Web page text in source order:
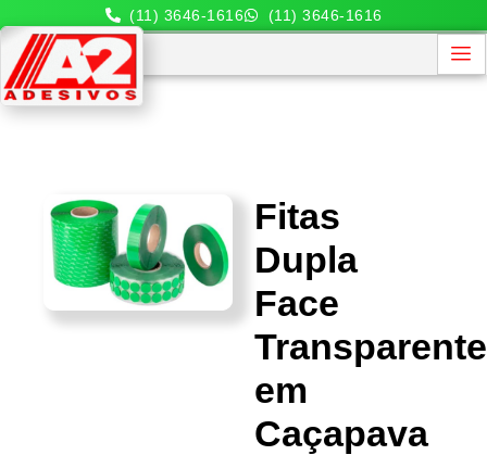
(11) 3646-1616 (11) 3646-1616
Fitas
Dupla
Face
em
Caçapava